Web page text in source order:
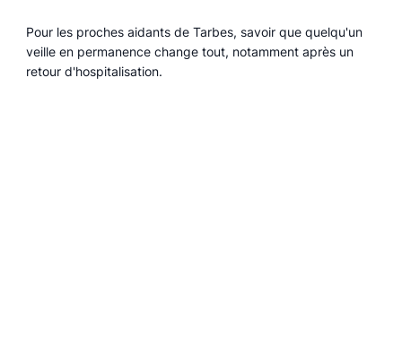
Pour les proches aidants de Tarbes, savoir que quelqu'un
veille en permanence change tout, notamment après un
retour d'hospitalisation.